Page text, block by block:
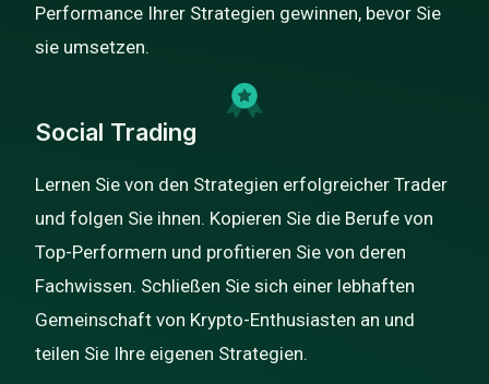
Performance Ihrer Strategien gewinnen, bevor Sie
sie umsetzen.
Social Trading
Lernen Sie von den Strategien erfolgreicher Trader
und folgen Sie ihnen. Kopieren Sie die Berufe von
Top-Performern und profitieren Sie von deren
Fachwissen. Schließen Sie sich einer lebhaften
Gemeinschaft von Krypto-Enthusiasten an und
teilen Sie Ihre eigenen Strategien.